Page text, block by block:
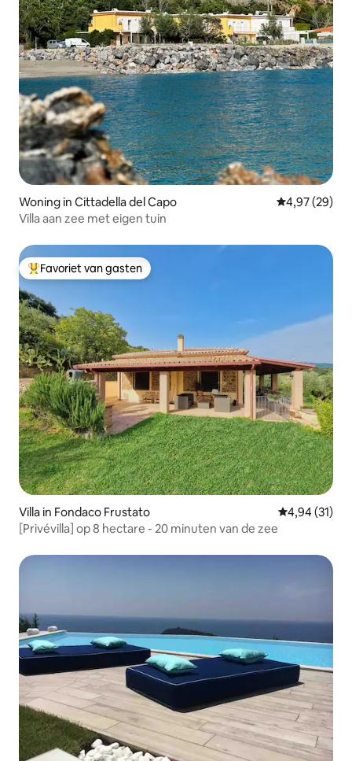
Woning in Cittadella del Capo Gemiddelde
4,97 (29)
Villa aan zee met eigen tuin
Topfavoriet van gasten
Favoriet van gasten
Villa in Fondaco Frustato Gemiddelde
4,94 (31)
[Privévilla] op 8 hectare - 20 minuten van de zee